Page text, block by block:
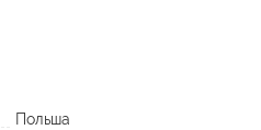
Польша